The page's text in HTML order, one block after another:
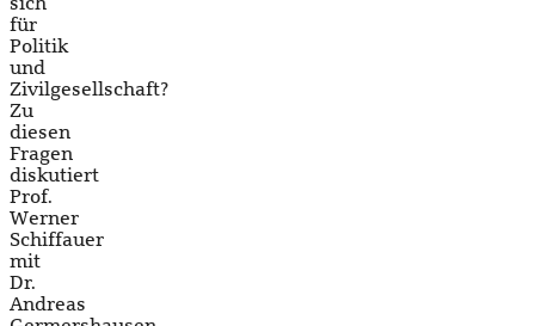
für
Politik
und
Zivilgesellschaft?
Zu
diesen
Fragen
diskutiert
Prof.
Werner
Schiffauer
mit
Dr.
Andreas